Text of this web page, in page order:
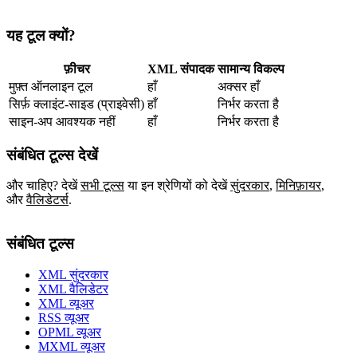
यह टूल क्यों?
फ़ीचर XML संपादक सामान्य विकल्प
मुफ़्त ऑनलाइन टूल
हाँ
अक्सर हाँ
सिर्फ़ क्लाइंट‑साइड (प्राइवेसी) हाँ
निर्भर करता है
साइन‑अप आवश्यक नहीं
हाँ निर्भर करता है
संबंधित टूल्स देखें
और चाहिए? देखें सभी टूल्स या इन श्रेणियों को देखें सुंदरकार,मिनिफ़ायर,
और वैलिडेटर्स.
संबंधित टूल्स
XML सुंदरकार
XML वैलिडेटर
XML व्यूअर
RSS व्यूअर
OPML व्यूअर
MXML व्यूअर